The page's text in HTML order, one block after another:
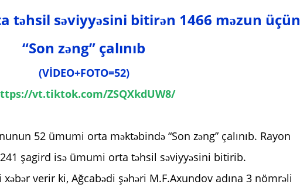
təhsil səviyyəsini bitirən 1466 məzun üçün
“Son zəng” çalınıb
(VİDEO+FOTO=52)
vt.tiktok.com/ZSQXkdUW8/
52 ümumi orta məktəbində “Son zəng” çalınıb. Rayon
şagird isə ümumi orta təhsil səviyyəsini bitirib.
verir ki, Ağcabədi şəhəri M.F.Axundov adına 3 nömrəli